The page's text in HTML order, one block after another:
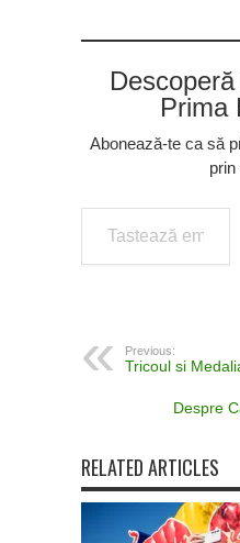
Prima
Abonează-te ca să
prin
Tastează emailul tău...
Previous:
Tricoul si
Despre
RELATED ARTICLES